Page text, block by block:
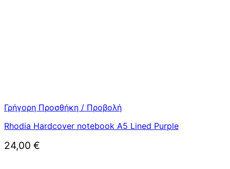
Γρήγορη Προσθήκη / Προβολή
Rhodia Hardcover notebook A5 Lined Purple
24,00 €